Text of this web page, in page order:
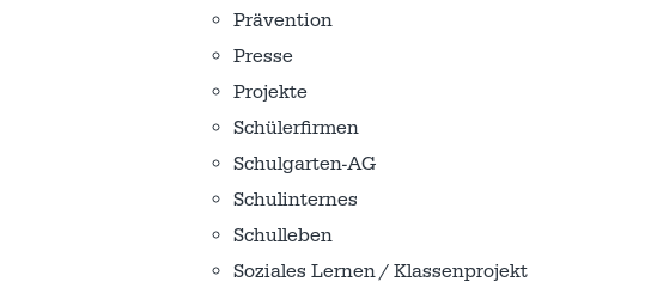
Prävention
Presse
Projekte
Schülerfirmen
Schulgarten-AG
Schulinternes
Schulleben
Soziales Lernen / Klassenprojekt